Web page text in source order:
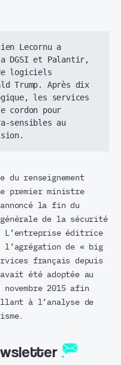
Lecornu a
DGSI et Palantir,
logiciels
Trump. Après dix
les services
cordon pour
sensibles au
du renseignement
premier ministre
la fin du
de la sécurité
éditrice
de « big
français depuis
été adoptée au
2015 afin
à l’analyse de